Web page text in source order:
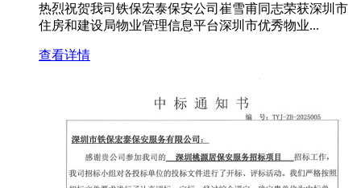
热烈祝贺我司铁保宏泰保安公司崔雪甫同志荣获深圳市
住房和建设局物业管理信息平台深圳市优秀物业...
查看详情